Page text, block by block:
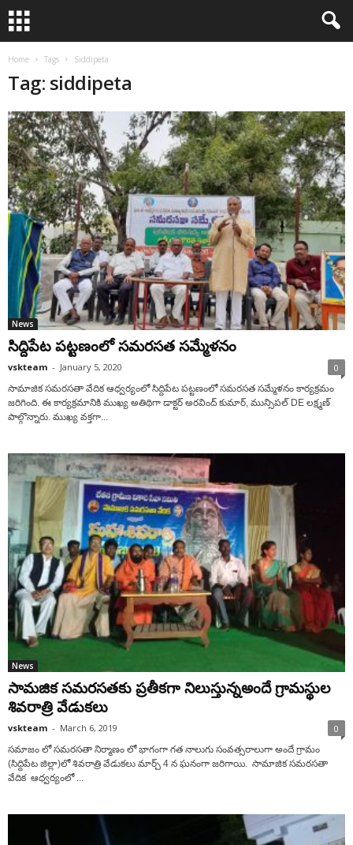
Home Tags Siddipeta
Tag: siddipeta
News
సిద్దిపేట పట్టణంలో సమరసత సమ్మేళనం
vskteam - January 5, 2020 0
సామాజిక సమరసతా వేదిక ఆధ్వర్యంలో సిద్దిపేట పట్టణంలో సమరసత సమ్మేళనం కార్యక్రమం
జరిగింది. ఈ కార్యక్రమానికి ముఖ్య అతిథిగా డాక్టర్ అరవింద్ కుమార్, మున్సిపల్ DE లక్ష్మణ్
పాల్గొన్నారు. ముఖ్య వక్తగా...
News
సామజిక సమరసతకు ప్రతీకగా నిలుస్తున్నఅందే గ్రామస్థుల
శివరాత్రి వేడుకలు
vskteam - March 6, 2019 0
సమాజం లో సమరసతా నిర్మాణం లో భాగంగా గత నాలుగు సంవత్సరాలుగా అందే గ్రామం
(సిద్దిపేట జిల్లా)లో శివరాత్రి వేడుకలు మార్చ్ 4 న ఘనంగా జరిగాయి. సామాజిక సమరసతా
వేదిక ఆధ్వర్యంలో ...